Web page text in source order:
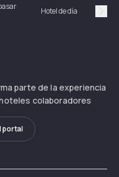
Hotel de día
parte de la experiencia
colaboradores
portal